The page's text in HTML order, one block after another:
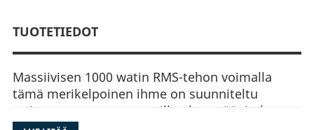
TUOTETIEDOT
Massiivisen 1000 watin RMS-tehon voimalla
tämä merikelpoinen ihme on suunniteltu
tarjoamaan vertaansa vailla olevaa äänitehoa